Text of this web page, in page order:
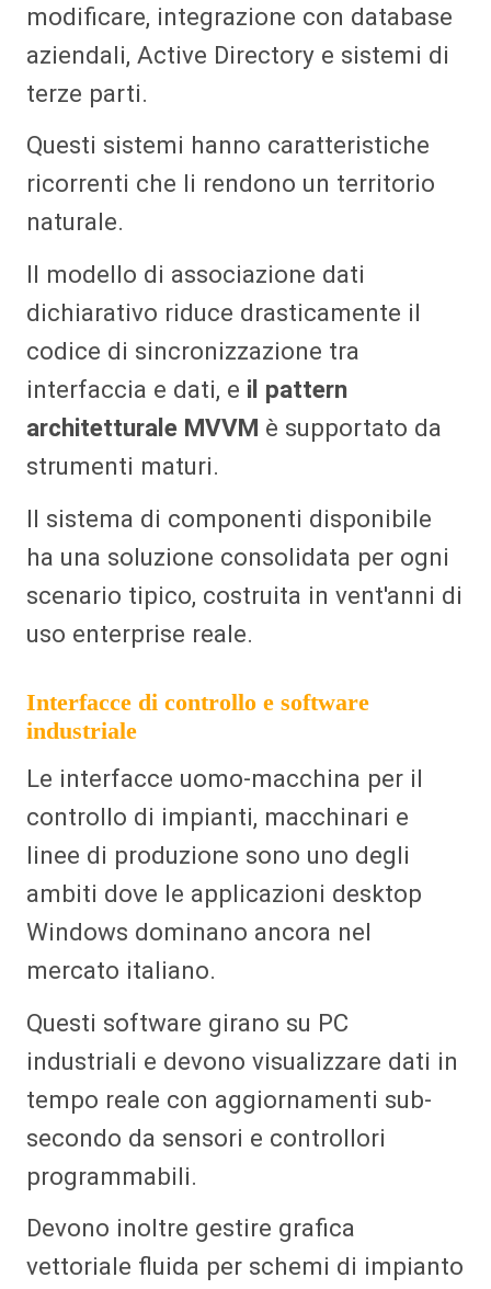
modificare, integrazione con database
aziendali, Active Directory e sistemi di
terze parti.
Questi sistemi hanno caratteristiche
ricorrenti che li rendono un territorio
naturale.
Il modello di associazione dati
dichiarativo riduce drasticamente il
codice di sincronizzazione tra
interfaccia e dati, e il pattern
architetturale MVVM è supportato da
strumenti maturi.
Il sistema di componenti disponibile
ha una soluzione consolidata per ogni
scenario tipico, costruita in vent'anni di
uso enterprise reale.
Interfacce di controllo e software
industriale
Le interfacce uomo-macchina per il
controllo di impianti, macchinari e
linee di produzione sono uno degli
ambiti dove le applicazioni desktop
Windows dominano ancora nel
mercato italiano.
Questi software girano su PC
industriali e devono visualizzare dati in
tempo reale con aggiornamenti sub-
secondo da sensori e controllori
programmabili.
Devono inoltre gestire grafica
vettoriale fluida per schemi di impianto